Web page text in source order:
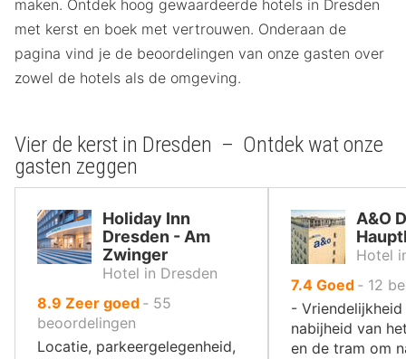
maken. Ontdek hoog gewaardeerde hotels in Dresden
met kerst en boek met vertrouwen. Onderaan de
pagina vind je de beoordelingen van onze gasten over
zowel de hotels als de omgeving.
Vier de kerst in Dresden – Ontdek wat onze
gasten zeggen
Holiday Inn
Dresden - Am
Zwinger
Hotel in Dresden
8.9 uit
10
,
Zeer goed ‐ 55
beoordelingen
Locatie, parkeergelegenheid,
A&O
Hotel
7.4uit
10
,
Goed ‐ 12
-
nabijheid van
en de tram om